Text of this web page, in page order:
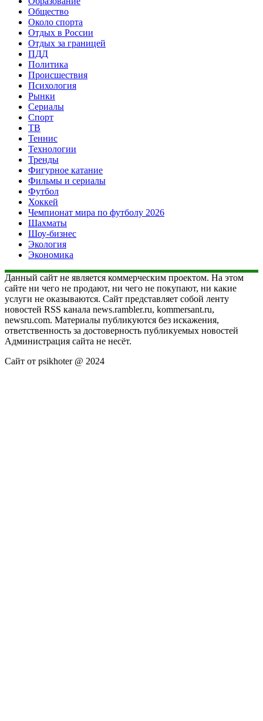
Общество
Около спорта
Отдых в России
Отдых за границей
ПДД
Политика
Происшествия
Психология
Рынки
Сериалы
Спорт
ТВ
Теннис
Технологии
Тренды
Фигурное катание
Фильмы и сериалы
Футбол
Хоккей
Чемпионат мира по футболу 2026
Шахматы
Шоу-бизнес
Экология
Экономика
Данный сайт не является коммерческим проектом. На этом
сайте ни чего не продают, ни чего не покупают, ни какие
услуги не оказываются. Сайт представляет собой ленту
новостей RSS канала news.rambler.ru, kommersant.ru,
newsru.com. Материалы публикуются без искажения,
ответственность за достоверность публикуемых новостей
Администрация сайта не несёт.
Сайт от psikhoter @ 2024